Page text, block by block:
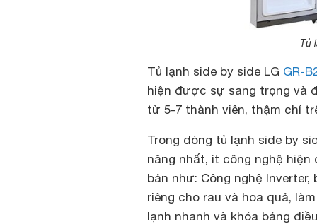
Tủ
Tủ lạnh side by side LG GR-
hiện được sự sang trọng và
từ 5-7 thành viên, thậm chí
Trong dòng tủ lạnh side by
năng nhất, ít công nghệ
bản như: Công nghệ
riêng cho rau và hoa quả,
lạnh nhanh và khóa bảng